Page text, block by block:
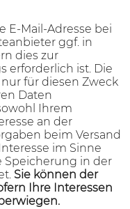
E-Mail-Adresse bei
ggf. in
dies zur
erforderlich ist. Die
für diesen Zweck
Daten
Ihrem
an der
beim Versand
im Sinne
Speicherung in der
Sie können der
Ihre Interessen